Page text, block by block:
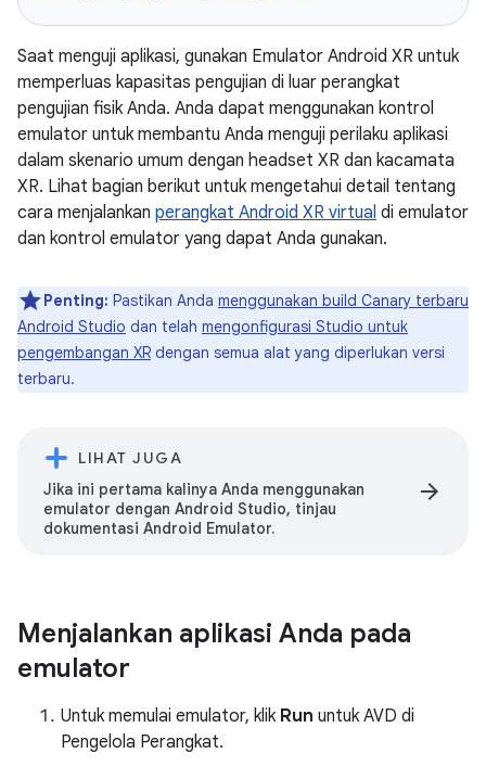
Saat menguji aplikasi, gunakan Emulator Android XR untuk
memperluas kapasitas pengujian di luar perangkat
pengujian fisik Anda. Anda dapat menggunakan kontrol
emulator untuk membantu Anda menguji perilaku aplikasi
dalam skenario umum dengan headset XR dan kacamata
XR. Lihat bagian berikut untuk mengetahui detail tentang
cara menjalankan perangkat Android XR virtual di emulator
dan kontrol emulator yang dapat Anda gunakan.
Penting: Pastikan Anda menggunakan build Canary terbaru
Android Studio dan telah mengonfigurasi Studio untuk
pengembangan XR dengan semua alat yang diperlukan versi
terbaru.
LIHAT JUGA
Jika ini pertama kalinya Anda menggunakan
emulator dengan Android Studio, tinjau
dokumentasi Android Emulator.
arrow_forward
Menjalankan aplikasi Anda pada
emulator
Untuk memulai emulator, klik Run untuk AVD di
Pengelola Perangkat.